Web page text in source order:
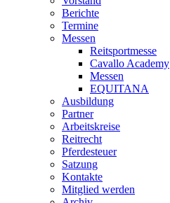
Berichte
Termine
Messen
Reitsportmesse
Cavallo Academy
Messen
EQUITANA
Ausbildung
Partner
Arbeitskreise
Reitrecht
Pferdesteuer
Satzung
Kontakte
Mitglied werden